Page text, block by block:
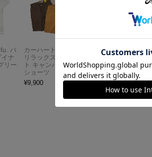
バ
ナ
リー
カーハート Carhartt
リラックスドフィッ
ト キャンバスワーク
ショーツ
¥9,900
アメリカンクラシッ
クス AMERICAN CL
ASSICS ムービーT
シャツ フォレストガ
ンプ ロゴ＆ベンチ
5,747